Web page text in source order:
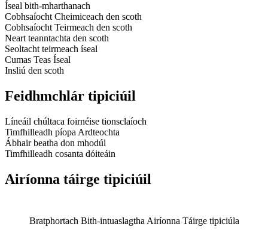
Íseal bith-mharthanach
Cobhsaíocht Cheimiceach den scoth
Cobhsaíocht Teirmeach den scoth
Neart teanntachta den scoth
Seoltacht teirmeach íseal
Cumas Teas Íseal
Insliú den scoth
Feidhmchlár tipiciúil
Líneáil chúltaca foirnéise tionsclaíoch
Timfhilleadh píopa Ardteochta
Ábhair beatha don mhodúl
Timfhilleadh cosanta dóiteáin
Airíonna táirge tipiciúil
Bratphortach Bith-intuaslagtha Airíonna Táirge tipiciúla